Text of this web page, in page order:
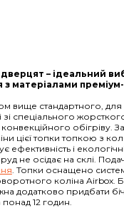
– ідеальний
з матеріалами
вище стандартного,
спеціального
цієї топки топкою з
ефективність і
не осідає на склі.
. Топки оснащено
коліна Airbox.
додатково придбати
12 годин.